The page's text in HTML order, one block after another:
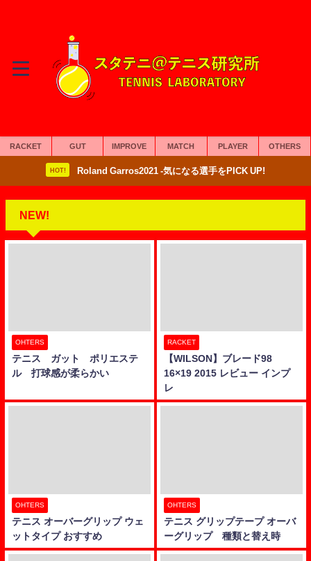
RACKET GUT IMPROVE MATCH PLAYER OTHERS
HOT! Roland Garros2021 -気になる選手をPICK UP!
NEW!
OHTERS
テニス ガット ポリエステ
ル 打球感が柔らかい
RACKET
【WILSON】ブレード98
16×19 2015 レビュー インプ
レ
OHTERS
テニス オーバーグリップ ウェ
ットタイプ おすすめ
OHTERS
テニス グリップテープ オーバ
ーグリップ 種類と替え時